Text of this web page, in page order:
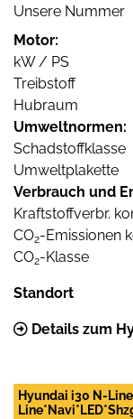
Unsere Nummer
Motor:
kW / PS
Treibstoff
Hubraum
Umweltnormen:
Schadstoffklasse
Umweltplakette
Verbrauch und
Kraftstoffverbr.
CO2-Emissionen
CO2-Klasse
Standort
Details zum
Hyundai i30 N-